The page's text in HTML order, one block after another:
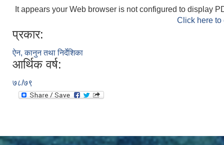
It appears your Web browser is not configured to display
Click here
प्रकार:
ऐन, कानुन तथा निर्देशिका
आर्थिक वर्ष:
७८/७९